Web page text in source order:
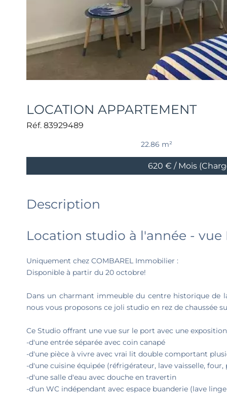
LOCATION APPARTEMENT
Réf. 83929489
22.86 m²
620 € / Mois
Description
Location studio à l'année - vue
Uniquement chez COMBAREL Immobilier :
Disponible à partir du 20 octobre!
Dans un charmant immeuble du centre historique de
nous vous proposons ce joli studio en rez de chaussée
Ce Studio offrant une vue sur le port avec une
-d'une entrée séparée avec coin canapé
-d'une pièce à vivre avec vrai lit double comportant
-d'une cuisine équipée (réfrigérateur, lave vaisselle,
-d'une salle d'eau avec douche en travertin
-d'un WC indépendant avec espace buanderie (lave